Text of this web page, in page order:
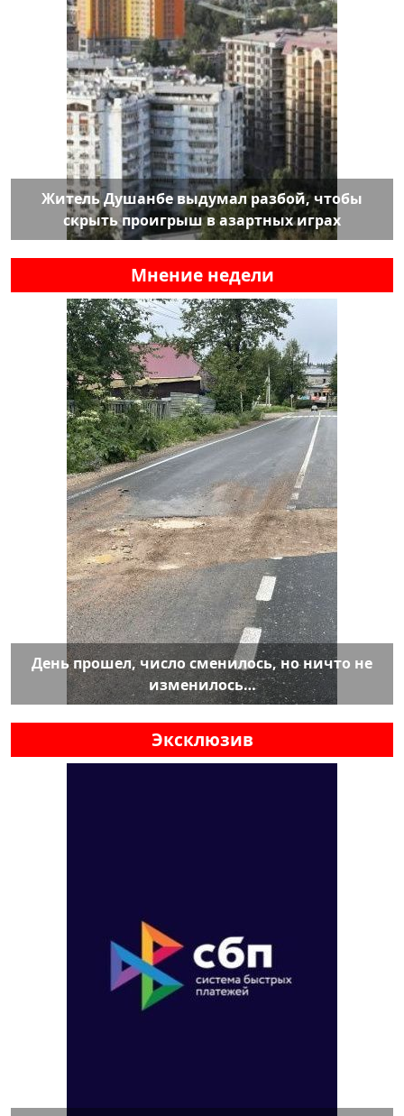
Житель Душанбе выдумал разбой, чтобы
скрыть проигрыш в азартных играх
Мнение недели
День прошел, число сменилось, но ничто не
изменилось…
Эксклюзив